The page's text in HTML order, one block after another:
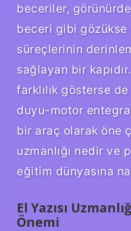
beceriler,
beceri gibi gözükse
süreçlerinin
sağlayan bir kapıdır.
farklılık gösterse
duyu-motor
bir araç olarak öne
uzmanlığı nedir ve
eğitim dünyasına
El Yazısı
Önemi